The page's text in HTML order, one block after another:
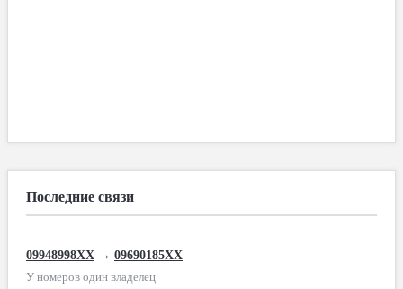
Последние связи
09948998XX → 09690185XX
У номеров один владелец